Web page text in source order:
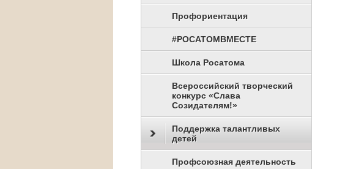
Профориентация
#РОСАТОМВМЕСТЕ
Школа Росатома
Всероссийский творческий
конкурс «Слава
Созидателям!»
Поддержка талантливых
детей
Профсоюзная деятельность